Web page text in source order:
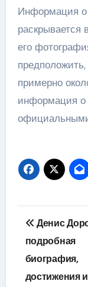
Информация о
раскрывается
его
предположить,
примерно
информация о
по
записям
Денис
подробная
биография,
достижения и